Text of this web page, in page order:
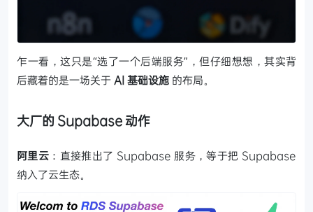
乍一看，这只是“选了一个后端服务”，但仔细想想，其实背
后藏着的是一场关于 AI 基础设施 的布局。
大厂的 Supabase 动作
阿里云 ：直接推出了 Supabase 服务，等于把 Supabase
纳入了云生态。